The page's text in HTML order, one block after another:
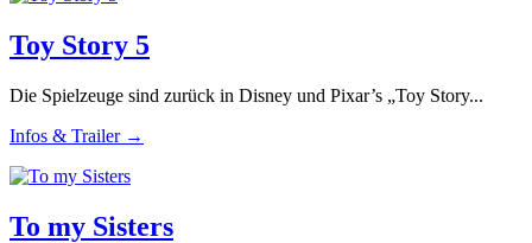
Toy Story 5
Die Spielzeuge sind zurück in Disney und Pixar’s „Toy Story...
Infos & Trailer →
To my Sisters